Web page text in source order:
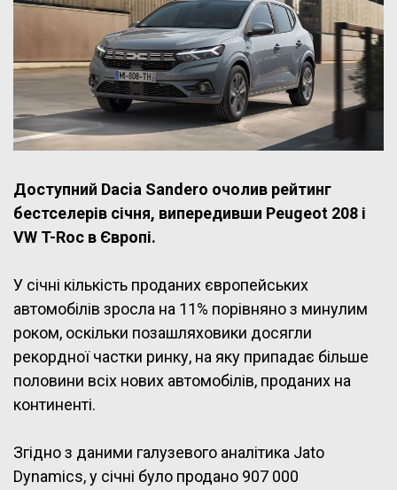
Доступний Dacia Sandero очолив рейтинг
бестселерів січня, випередивши Peugeot 208 і
VW T-Roc в Європі.
У січні кількість проданих європейських
автомобілів зросла на 11% порівняно з минулим
роком, оскільки позашляховики досягли
рекордної частки ринку, на яку припадає більше
половини всіх нових автомобілів, проданих на
континенті.
Згідно з даними галузевого аналітика Jato
Dynamics, у січні було продано 907 000